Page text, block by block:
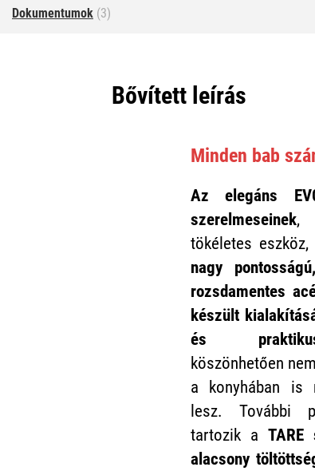
Dokumentumok (3)
Bővített leírás
Minden bab
Az elegáns
szerelmeseinek,
tökéletes eszköz,
nagy
rozsdamentes
készült
és
köszönhetően
a konyhában is
lesz. További
tartozik a
alacsony